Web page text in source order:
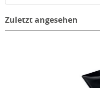
Zuletzt angesehen